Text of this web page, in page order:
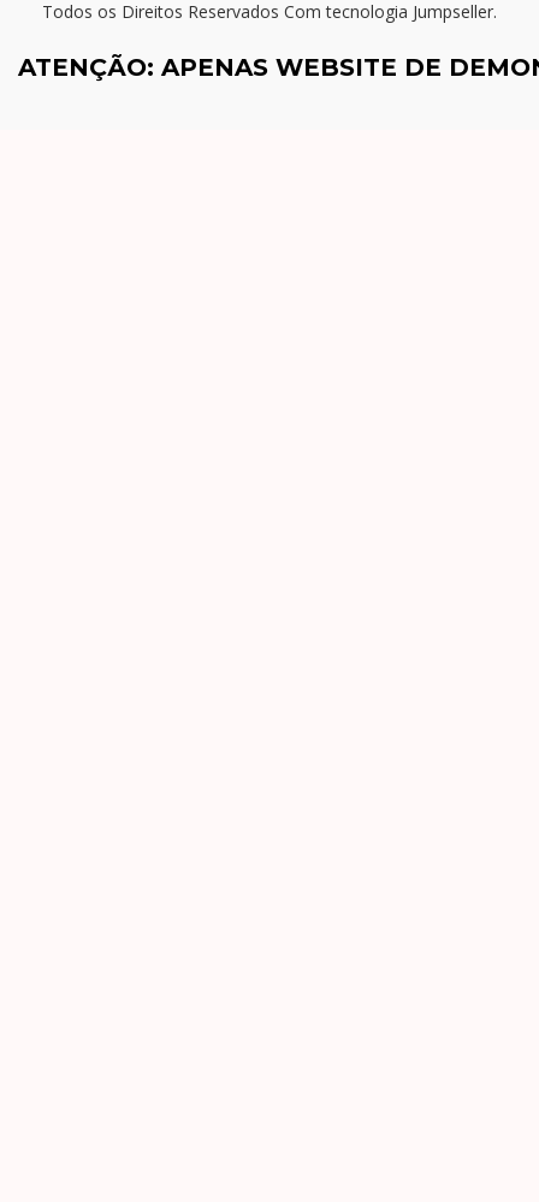
Todos os Direitos Reservados Com tecnologia Jumpseller.
ATENÇÃO: APENAS WEBSITE DE